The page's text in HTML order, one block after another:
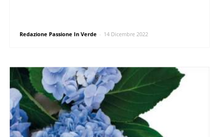
Redazione Passione In Verde - 14 Dicembre 2022